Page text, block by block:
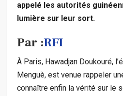
appelé les autorités
lumière sur leur sort.
Par :RFI
À Paris, Hawadjan Doukouré,
Menguè, est venue rappeler
connaître enfin la vérité sur le